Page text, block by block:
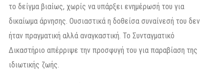
το δείγμα βιαίως, χωρίς να υπάρξει ενημέρωσή του για
δικαίωμα άρνησης. Ουσιαστικά η δοθείσα συναίνεσή του δεν
ήταν πραγματική αλλά αναγκαστική. Το Συνταγματικό
Δικαστήριο απέρριψε την προσφυγή του για παραβίαση της
ιδιωτικής ζωής.